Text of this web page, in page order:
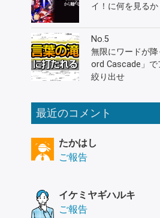
イ！に何を見るか
No.5
無限にワードが
ord Cascade」で
絞り出せ
最近のコメント
たかはし
ご報告
イケミヤギハルキ
ご報告